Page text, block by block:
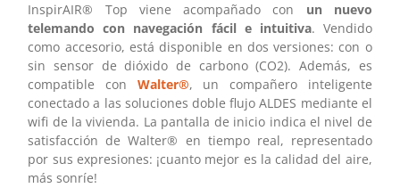
InspirAIR® Top viene acompañado con un nuevo
telemando con navegación fácil e intuitiva. Vendido
como accesorio, está disponible en dos versiones: con o
sin sensor de dióxido de carbono (CO2). Además, es
compatible con Walter®, un compañero inteligente
conectado a las soluciones doble flujo ALDES mediante el
wifi de la vivienda. La pantalla de inicio indica el nivel de
satisfacción de Walter® en tiempo real, representado
por sus expresiones: ¡cuanto mejor es la calidad del aire,
más sonríe!